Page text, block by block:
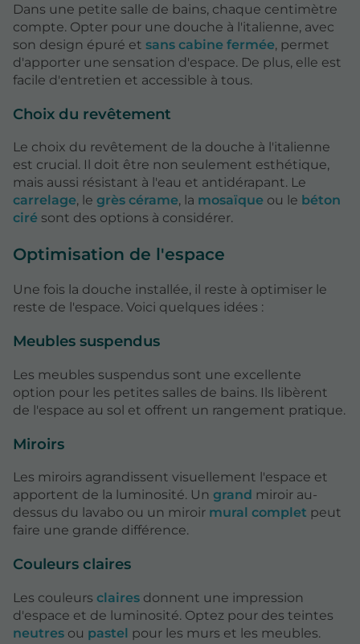
Dans une petite salle de bains, chaque centimètre
compte. Opter pour une douche à l'italienne, avec
son design épuré et sans cabine fermée, permet
d'apporter une sensation d'espace. De plus, elle est
facile d'entretien et accessible à tous.
Choix du revêtement
Le choix du revêtement de la douche à l'italienne
est crucial. Il doit être non seulement esthétique,
mais aussi résistant à l'eau et antidérapant. Le
carrelage, le grès cérame, la mosaïque ou le béton
ciré sont des options à considérer.
Optimisation de l'espace
Une fois la douche installée, il reste à optimiser le
reste de l'espace. Voici quelques idées :
Meubles suspendus
Les meubles suspendus sont une excellente
option pour les petites salles de bains. Ils libèrent
de l'espace au sol et offrent un rangement pratique.
Miroirs
Les miroirs agrandissent visuellement l'espace et
apportent de la luminosité. Un grand miroir au-
dessus du lavabo ou un miroir mural complet peut
faire une grande différence.
Couleurs claires
Les couleurs claires donnent une impression
d'espace et de luminosité. Optez pour des teintes
neutres ou pastel pour les murs et les meubles.